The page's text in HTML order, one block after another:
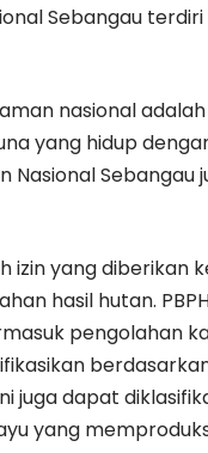
Sebangau
nasional
yang hidup
Nasional Sebangau
izin yang
hasil hutan.
pengolahan
juga dapat
yang